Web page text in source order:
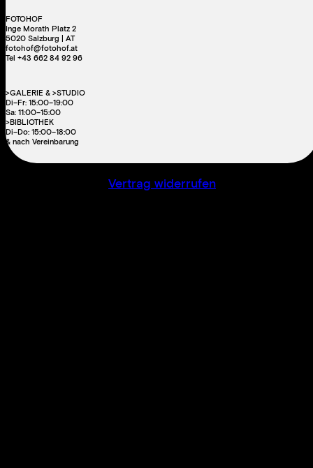
FOTOHOF
Inge Morath Platz 2
5020 Salzburg | AT
fotohof@fotohof.at
Tel +43 662 84 92 96
>GALERIE & >STUDIO
Di–Fr: 15:00–19:00
Sa: 11:00–15:00
>BIBLIOTHEK
Di–Do: 15:00–18:00
& nach Vereinbarung
Vertrag widerrufen